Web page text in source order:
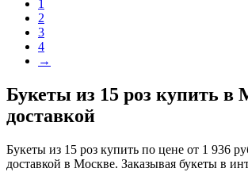
1
2
3
4
→
Букеты из 15 роз купить в
доставкой
Букеты из 15 роз купить по цене от 1 936
доставкой в Москве. Заказывая букеты в